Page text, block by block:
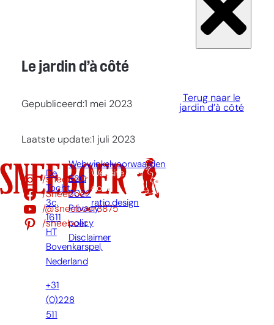
Le jardin d’à côté
Gepubliceerd:1 mei 2023
Laatste update:1 juli 2023
Terug naar le
jardin d’à côté
/sneeboer
/Sneeboer
/@sneeboer3875
/sneeboer
De
Tocht
3c,
1611
HT
Bovenkarspel,
Nederland
+31
(0)228
511
Webwinkelvoorwaarden
B2C
2022
Privacy
policy
Disclaimer
Website
door:
ratio.design